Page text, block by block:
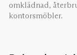
omklädnad,
kontorsmöbler.